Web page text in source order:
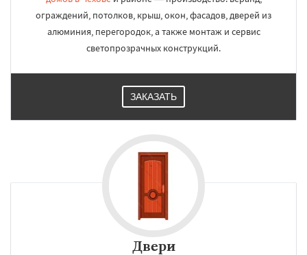
ограждений, потолков, крыш, окон, фасадов, дверей из
алюминия, перегородок, а также монтаж и сервис
светопрозрачных конструкций.
ЗАКАЗАТЬ
Двери